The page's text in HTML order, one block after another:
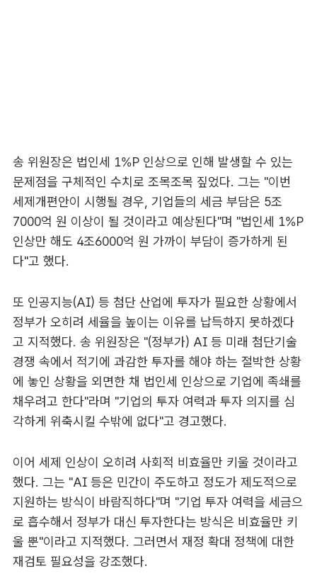
송 위원장은 법인세 1%P 인상으로 인해 발생할 수 있는
문제점을 구체적인 수치로 조목조목 짚었다. 그는 "이번
세제개편안이 시행될 경우, 기업들의 세금 부담은 5조
7000억 원 이상이 될 것이라고 예상된다"며 "법인세 1%P
인상만 해도 4조6000억 원 가까이 부담이 증가하게 된
다"고 했다.
또 인공지능(AI) 등 첨단 산업에 투자가 필요한 상황에서
정부가 오히려 세율을 높이는 이유를 납득하지 못하겠다
고 지적했다. 송 위원장은 "(정부가) AI 등 미래 첨단기술
경쟁 속에서 적기에 과감한 투자를 해야 하는 절박한 상황
에 놓인 상황을 외면한 채 법인세 인상으로 기업에 족쇄를
채우려고 한다"라며 "기업의 투자 여력과 투자 의지를 심
각하게 위축시킬 수밖에 없다"고 경고했다.
이어 세제 인상이 오히려 사회적 비효율만 키울 것이라고
했다. 그는 "AI 등은 민간이 주도하고 정도가 제도적으로
지원하는 방식이 바람직하다"며 "기업 투자 여력을 세금으
로 흡수해서 정부가 대신 투자한다는 방식은 비효율만 키
울 뿐"이라고 지적했다. 그러면서 재정 확대 정책에 대한
재검토 필요성을 강조했다.